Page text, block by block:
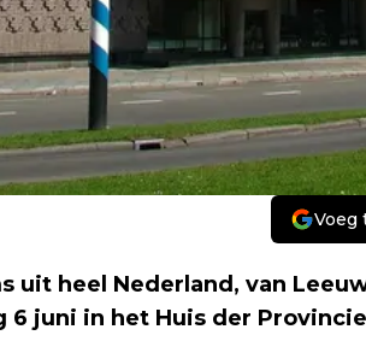
Voeg
uit heel Nederland, van
juni in het Huis der